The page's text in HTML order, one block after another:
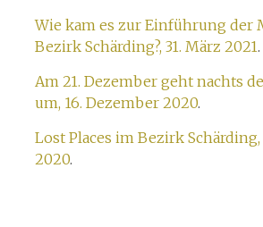
Wie kam es zur Einführung der
Bezirk Schärding?, 31. März 2021.
Am 21. Dezember geht nachts
um, 16. Dezember 2020.
Lost Places im Bezirk
2020.